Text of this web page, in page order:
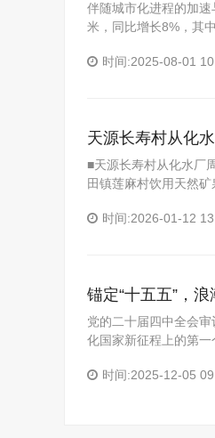
伴随城市化进程的加
米，同比增长8%，其
时间:2025-08-01
天源长寿村从化
■天源长寿村从化水厂
田镇莲麻村饮用天然
时间:2026-01-12
锚定“十五五”，
党的二十届四中全会
化国家新征程上的第
时间:2025-12-05